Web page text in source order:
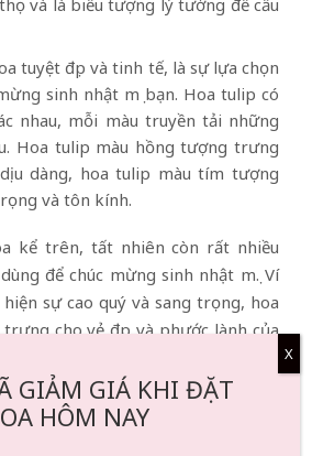
tuyệt đẹp và tinh tế, là sự lựa chọn
sinh nhật mẹ bạn. Hoa tulip có
nhau, mỗi màu truyền tải những
Hoa tulip màu hồng tượng trưng
dàng, hoa tulip màu tím tượng
và tôn kính.
kể trên, tất nhiên còn rất nhiều
để chúc mừng sinh nhật mẹ. Ví
sự cao quý và sang trọng, hoa
cho vẻ đẹp và phước lành của
bạn chọn loại hoa nào để chúc mẹ
thì trước khi tặng mẹ, điều quan
GIẢM GIÁ KHI ĐẶT
HÔM NAY
X